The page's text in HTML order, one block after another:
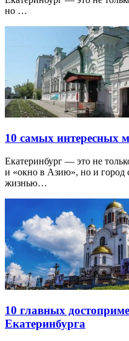
но …
10 самых интересных
Екатеринбург — это не
и «окно в Азию», но и город
жизнью…
10 главных
Екатеринбурга